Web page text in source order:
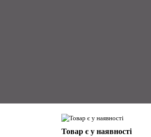
Товар є у наявності